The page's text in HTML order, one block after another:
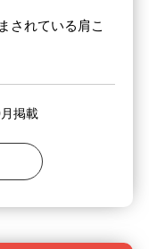
されている肩こ
掲載